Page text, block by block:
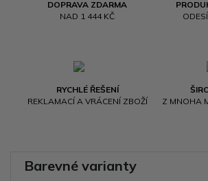
DOPRAVA ZDARMA
NAD 1 444 KČ
RYCHLÉ ŘEŠENÍ
REKLAMACÍ A VRÁCENÍ ZBOŽÍ
Z MNOHA
Barevné varianty